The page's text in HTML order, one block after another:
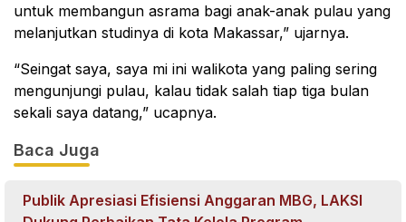
untuk membangun asrama bagi anak-anak pulau yang
melanjutkan studinya di kota Makassar,” ujarnya.
“Seingat saya, saya mi ini walikota yang paling sering
mengunjungi pulau, kalau tidak salah tiap tiga bulan
sekali saya datang,” ucapnya.
Baca Juga
Publik Apresiasi Efisiensi Anggaran MBG, LAKSI